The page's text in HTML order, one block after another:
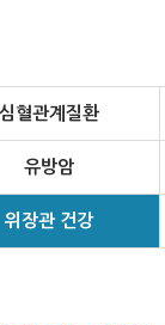
심혈관계질환
유방암
위장관 건강